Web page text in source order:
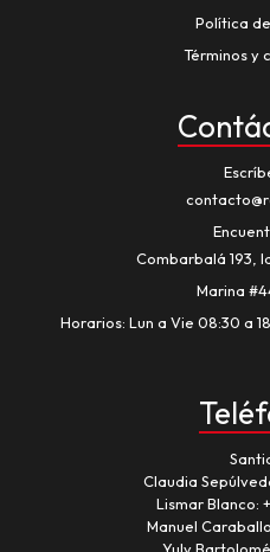
Política
Términos y
Combarbalá 193,
Marina
Horarios: Lun a Vie 08:30 a
Claudia
Lismar Blanco:
Manuel